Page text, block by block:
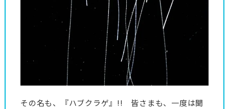
その名も、『ハブクラゲ』!! 皆さまも、一度は聞